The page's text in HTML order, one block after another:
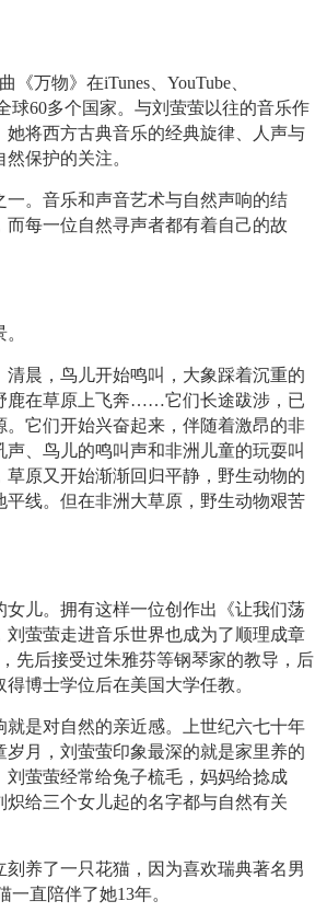
万物》在iTunes、YouTube、
球60多个国家。与刘萤萤以往的音乐作
将西方古典音乐的经典旋律、人声与
保护的关注。
。音乐和声音艺术与自然声响的结
每一位自然寻声者都有着自己的故
晨，鸟儿开始鸣叫，大象踩着沉重的
鹿在草原上飞奔……它们长途跋涉，已
它们开始兴奋起来，伴随着激昂的非
、鸟儿的鸣叫声和非洲儿童的玩耍叫
原又开始渐渐回归平静，野生动物的
线。但在非洲大草原，野生动物艰苦
儿。拥有这样一位创作出《让我们荡
萤萤走进音乐世界也成为了顺理成章
先后接受过朱雅芬等钢琴家的教导，后
博士学位后在美国大学任教。
是对自然的亲近感。上世纪六七十年
月，刘萤萤印象最深的就是家里养的
萤萤经常给兔子梳毛，妈妈给捻成
给三个女儿起的名字都与自然有关
养了一只花猫，因为喜欢瑞典著名男
一直陪伴了她13年。